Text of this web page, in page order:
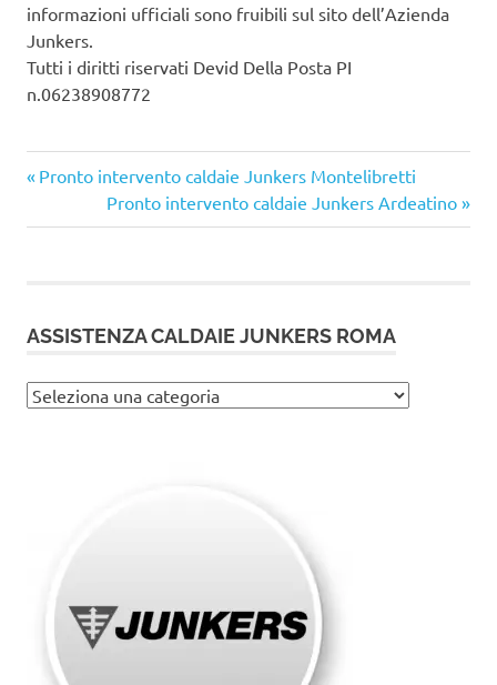
informazioni ufficiali sono fruibili sul sito dell’Azienda
Junkers.
Tutti i diritti riservati Devid Della Posta PI
n.06238908772
Navigazione
articoli
Articolo
precedente:
Pronto intervento caldaie Junkers Montelibretti
Articolo
successivo:
Pronto intervento caldaie Junkers Ardeatino
ASSISTENZA CALDAIE JUNKERS ROMA
Assistenza